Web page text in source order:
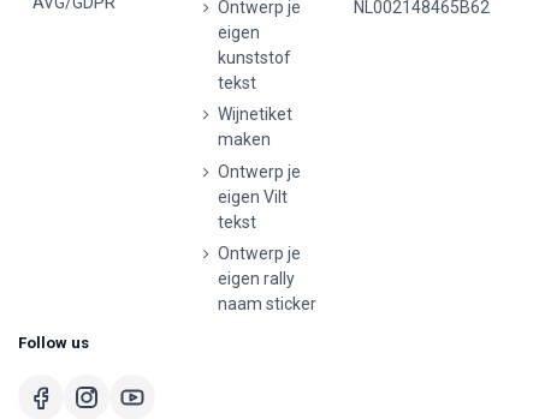
Ontwerp je
eigen
kunststof
tekst
Wijnetiket
maken
Ontwerp je
eigen Vilt
tekst
Ontwerp je
eigen rally
naam sticker
NL002148465B62
Follow us